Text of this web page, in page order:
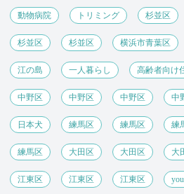
動物病院 トリミング 杉並区
杉並区 杉並区 横浜市青葉区
江の島 一人暮らし 高齢者向け
中野区 中野区 中野区 中
日本犬 練馬区 練馬区 練
練馬区 大田区 大田区 大
江東区 江東区 江東区